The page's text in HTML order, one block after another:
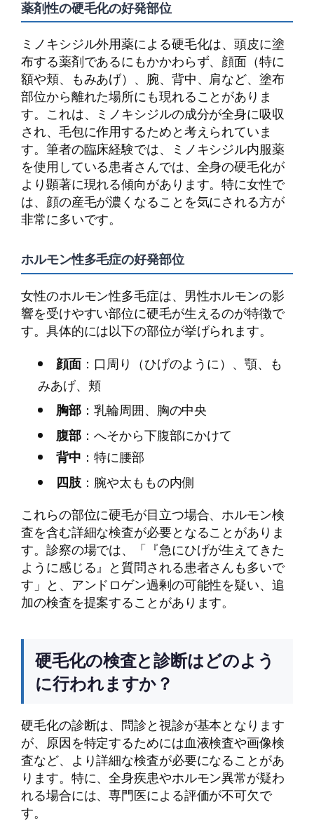
薬剤性の硬毛化の好発部位
ミノキシジル外用薬による硬毛化は、頭皮に塗
布する薬剤であるにもかかわらず、顔面（特に
額や頬、もみあげ）、腕、背中、肩など、塗布
部位から離れた場所にも現れることがありま
す。これは、ミノキシジルの成分が全身に吸収
され、毛包に作用するためと考えられていま
す。筆者の臨床経験では、ミノキシジル内服薬
を使用している患者さんでは、全身の硬毛化が
より顕著に現れる傾向があります。特に女性で
は、顔の産毛が濃くなることを気にされる方が
非常に多いです。
ホルモン性多毛症の好発部位
女性のホルモン性多毛症は、男性ホルモンの影
響を受けやすい部位に硬毛が生えるのが特徴で
す。具体的には以下の部位が挙げられます。
顔面 ：口周り（ひげのように）、顎、も
みあげ、頬
胸部 ：乳輪周囲、胸の中央
腹部 ：へそから下腹部にかけて
背中 ：特に腰部
四肢 ：腕や太ももの内側
これらの部位に硬毛が目立つ場合、ホルモン検
査を含む詳細な検査が必要となることがありま
す。診察の場では、「『急にひげが生えてきた
ように感じる』と質問される患者さんも多いで
す」と、アンドロゲン過剰の可能性を疑い、追
加の検査を提案することがあります。
硬毛化の検査と診断はどのよう
に行われますか？
硬毛化の診断は、問診と視診が基本となります
が、原因を特定するためには血液検査や画像検
査など、より詳細な検査が必要になることがあ
ります。特に、全身疾患やホルモン異常が疑わ
れる場合には、専門医による評価が不可欠で
す。